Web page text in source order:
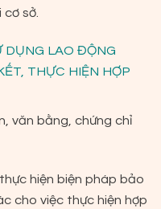
sở.
DỤNG LAO ĐỘNG
THỰC HIỆN HỢP
văn bằng, chứng chỉ
hiện biện pháp bảo
cho việc thực hiện hợp